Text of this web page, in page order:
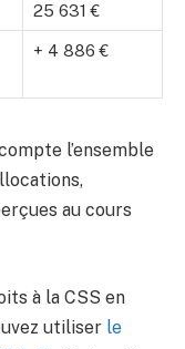
25 631 €
+ 4 886 €
l’ensemble
au cours
à la CSS en
utiliser le